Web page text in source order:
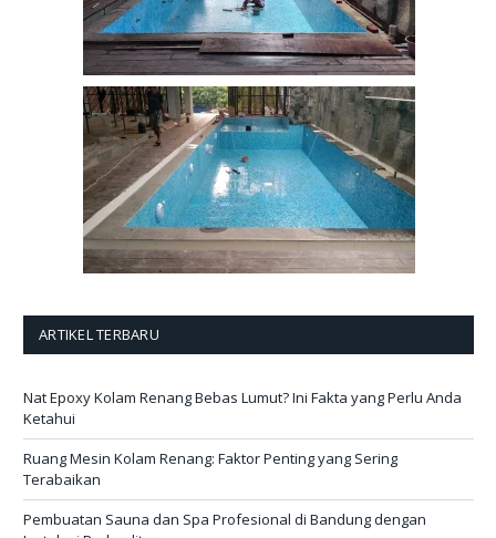
ARTIKEL TERBARU
Nat Epoxy Kolam Renang Bebas Lumut? Ini Fakta yang Perlu Anda
Ketahui
Ruang Mesin Kolam Renang: Faktor Penting yang Sering
Terabaikan
Pembuatan Sauna dan Spa Profesional di Bandung dengan